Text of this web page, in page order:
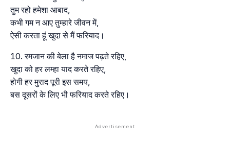
तुम रहो हमेशा आबाद,
कभी गम न आए तुम्हारे जीवन में,
ऐसी करता हूं खुदा से मैं फरियाद।
रमजान की बेला है नमाज पढ़ते रहिए,
खुदा को हर लम्हा याद करते रहिए,
होगी हर मुराद पूरी इस समय,
बस दूसरों के लिए भी फरियाद करते रहिए।